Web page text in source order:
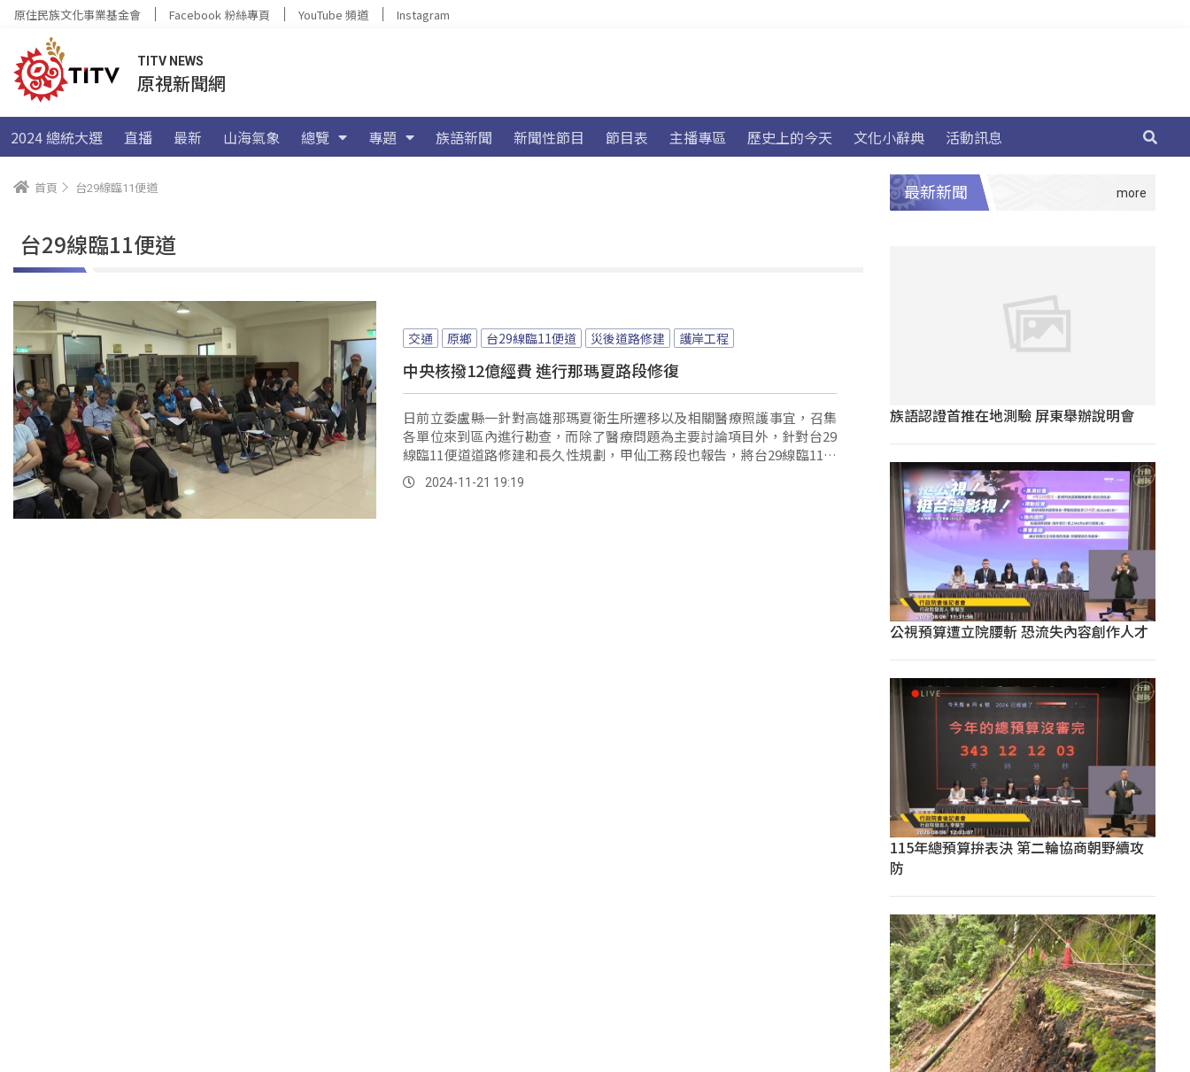
原住民族文化事業基金會 Facebook 粉絲專頁 YouTube 頻道 Instagram
TITV NEWS
原視新聞網
2024 總統大選 直播 最新 山海氣象 總覽 專題 族語新聞 新聞性節目 節目表 主播專區 歷史上的今天 文化小辭典 活動訊息
首頁 台29線臨11便道
台29線臨11便道
交通 原鄉 台29線臨11便道 災後道路修建 護岸工程
中央核撥12億經費 進行那瑪夏路段修復
日前立委盧縣一針對高雄那瑪夏衛生所遷移以及相關醫療照護事宜，召集
各單位來到區內進行勘查，而除了醫療問題為主要討論項目外，針對台29
線臨11便道道路修建和長久性規劃，甲仙工務段也報告，將台29線臨11便
道升格省道一事的可行性評估，因為今年陸續有多個颱風侵襲，因此計畫
仍在修正，但會如期在12月提報中央，而目前針對災後道路修建，中央也
2024-11-21 19:19
最新新聞
族語認證首推在地測驗 屏東舉辦說明會
公視預算遭立院腰斬 恐流失內容創作人才
115年總預算拚表決 第二輪協商朝野續攻
防